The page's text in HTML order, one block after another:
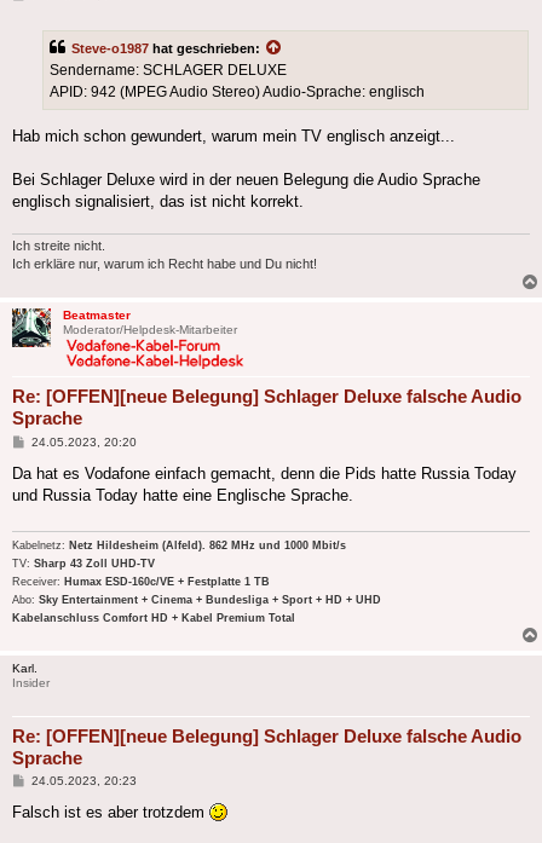
Steve-o1987 hat geschrieben:
Sendername: SCHLAGER DELUXE
APID: 942 (MPEG Audio Stereo) Audio-Sprache: englisch
Hab mich schon gewundert, warum mein TV englisch anzeigt...
Bei Schlager Deluxe wird in der neuen Belegung die Audio Sprache
englisch signalisiert, das ist nicht korrekt.
Ich streite nicht.
Ich erkläre nur, warum ich Recht habe und Du nicht!
Beatmaster
Moderator/Helpdesk-Mitarbeiter
Re: [OFFEN][neue Belegung] Schlager Deluxe falsche Audio
Sprache
Beitrag
24.05.2023, 20:20
Da hat es Vodafone einfach gemacht, denn die Pids hatte Russia Today
und Russia Today hatte eine Englische Sprache.
Kabelnetz: Netz Hildesheim (Alfeld). 862 MHz und 1000 Mbit/s
TV: Sharp 43 Zoll UHD-TV
Receiver: Humax ESD-160c/VE + Festplatte 1 TB
Abo: Sky Entertainment + Cinema + Bundesliga + Sport + HD + UHD
Kabelanschluss Comfort HD + Kabel Premium Total
Karl.
Insider
Re: [OFFEN][neue Belegung] Schlager Deluxe falsche Audio
Sprache
Beitrag
24.05.2023, 20:23
Falsch ist es aber trotzdem